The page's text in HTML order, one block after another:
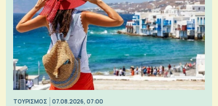
ΤΟΥΡΙΣΜΟΣ 07.08.2026, 07:00